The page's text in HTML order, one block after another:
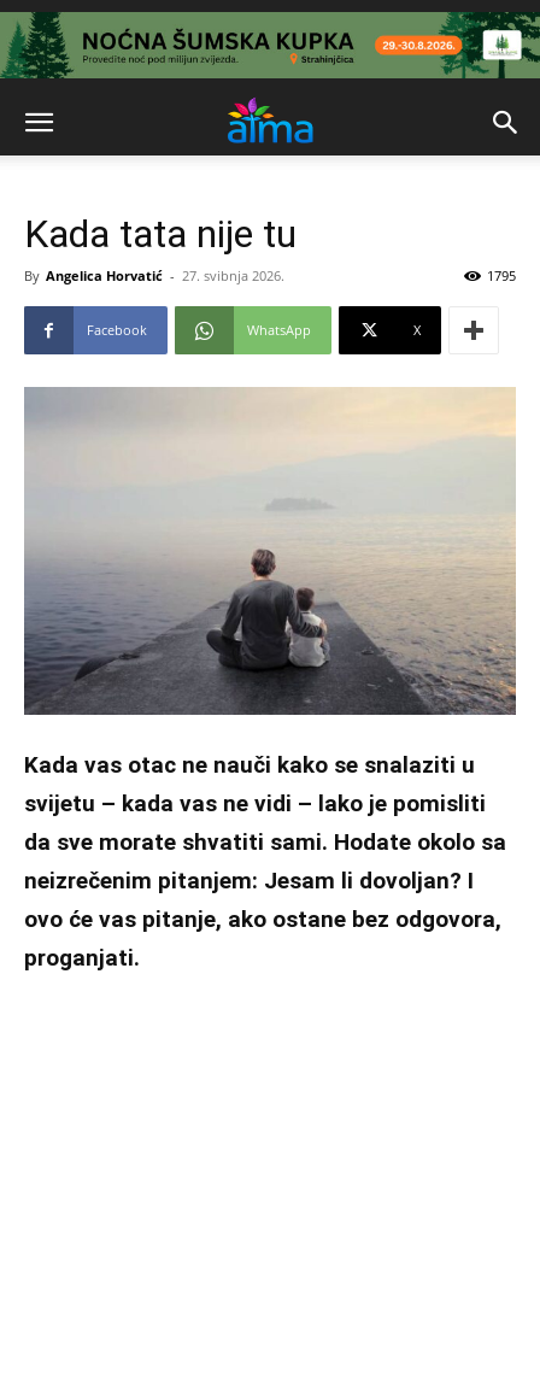
Kada tata nije tu
By Angelica Horvatić - 27. svibnja 2026. 1795
Facebook WhatsApp X
Kada vas otac ne nauči kako se snalaziti u
svijetu – kada vas ne vidi – lako je pomisliti
da sve morate shvatiti sami. Hodate okolo sa
neizrečenim pitanjem: Jesam li dovoljan? I
ovo će vas pitanje, ako ostane bez odgovora,
proganjati.